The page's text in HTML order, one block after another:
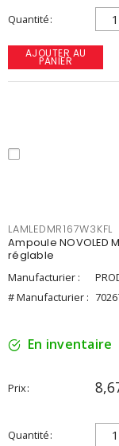
Quantité
AJOUTER AU
PANIER
LAMLEDMR167W3KFL
Ampoule NOVOLED
réglable
Manufacturier :
# Manufacturier :
En inventaire
Prix
Quantité